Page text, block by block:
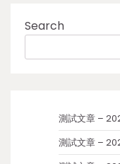
Search
測試文章 –
測試文章 –